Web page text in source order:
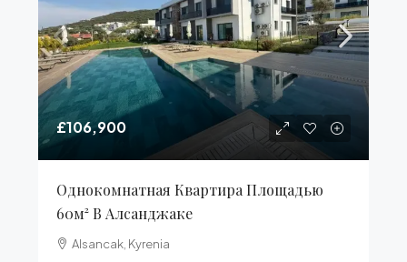
£106,900
Однокомнатная Квартира Площадью
60м² В Алсанджаке
Alsancak, Kyrenia